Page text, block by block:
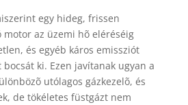
egy hideg, frissen
az üzemi hõ eléréséig
és egyéb káros emissziót
ki. Ezen javítanak ugyan a
utólagos gázkezelõ, és
de tökéletes füstgázt nem